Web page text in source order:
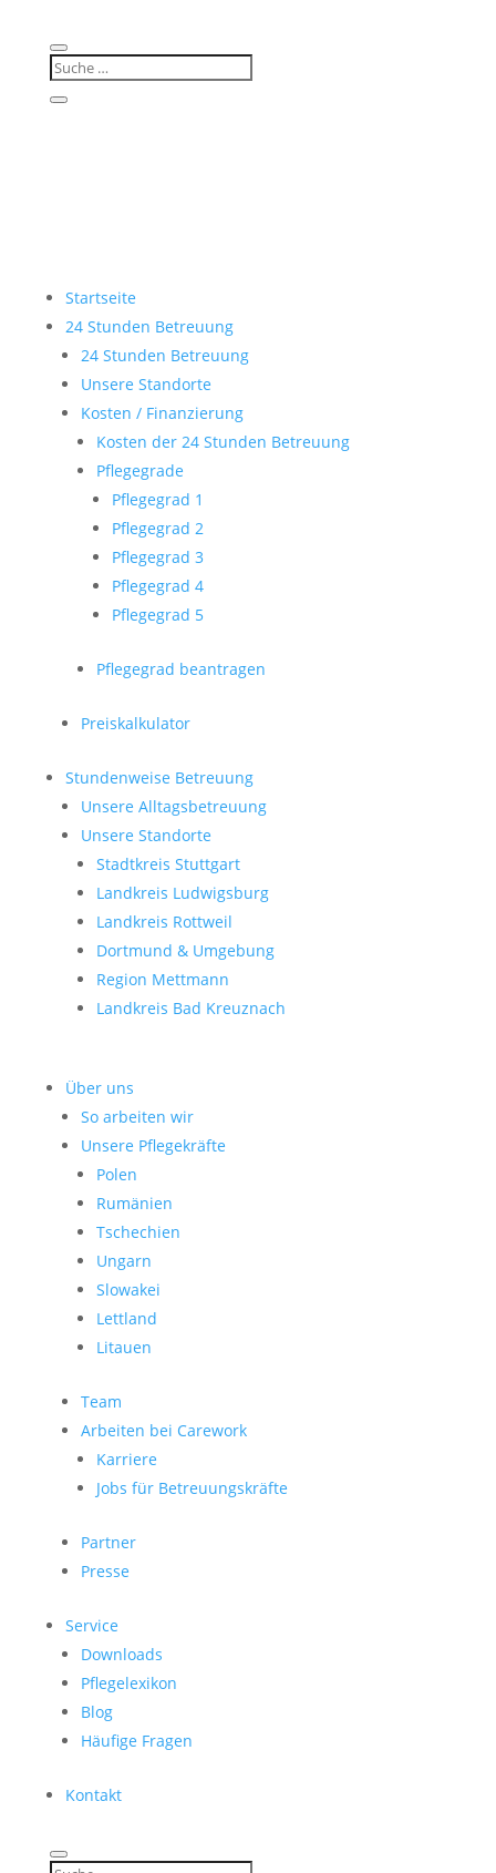
Startseite
24 Stunden Betreuung
24 Stunden Betreuung
Unsere Standorte
Kosten / Finanzierung
Kosten der 24 Stunden Betreuung
Pflegegrade
Pflegegrad 1
Pflegegrad 2
Pflegegrad 3
Pflegegrad 4
Pflegegrad 5
Pflegegrad beantragen
Preiskalkulator
Stundenweise Betreuung
Unsere Alltagsbetreuung
Unsere Standorte
Stadtkreis Stuttgart
Landkreis Ludwigsburg
Landkreis Rottweil
Dortmund & Umgebung
Region Mettmann
Landkreis Bad Kreuznach
Über uns
So arbeiten wir
Unsere Pflegekräfte
Polen
Rumänien
Tschechien
Ungarn
Slowakei
Lettland
Litauen
Team
Arbeiten bei Carework
Karriere
Jobs für Betreuungskräfte
Partner
Presse
Service
Downloads
Pflegelexikon
Blog
Häufige Fragen
Kontakt